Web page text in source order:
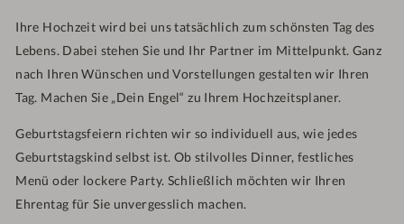
Ihre Hochzeit wird bei uns tatsächlich zum schönsten Tag des
Lebens. Dabei stehen Sie und Ihr Partner im Mittelpunkt. Ganz
nach Ihren Wünschen und Vorstellungen gestalten wir Ihren
Tag. Machen Sie „Dein Engel“ zu Ihrem Hochzeitsplaner.
Geburtstagsfeiern richten wir so individuell aus, wie jedes
Geburtstagskind selbst ist. Ob stilvolles Dinner, festliches
Menü oder lockere Party. Schließlich möchten wir Ihren
Ehrentag für Sie unvergesslich machen.